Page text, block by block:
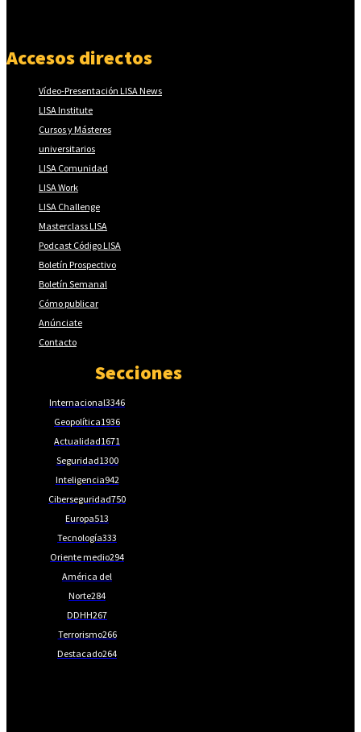
Accesos directos
Vídeo-Presentación LISA News
LISA Institute
Cursos y Másteres
universitarios
LISA Comunidad
LISA Work
LISA Challenge
Masterclass LISA
Podcast Código LISA
Boletín Prospectivo
Boletín Semanal
Cómo publicar
Anúnciate
Contacto
Secciones
Internacional3346
Geopolítica1936
Actualidad1671
Seguridad1300
Inteligencia942
Ciberseguridad750
Europa513
Tecnología333
Oriente medio294
América del
Norte284
DDHH267
Terrorismo266
Destacado264